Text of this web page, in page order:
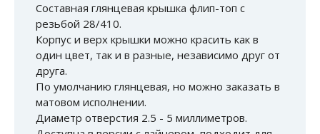
Составная глянцевая крышка флип-топ с
резьбой 28/410.
Корпус и верх крышки можно красить как в
один цвет, так и в разные, независимо друг от
друга.
По умолчанию глянцевая, но можно заказать в
матовом исполнении.
Диаметр отверстия 2.5 - 5 миллиметров.